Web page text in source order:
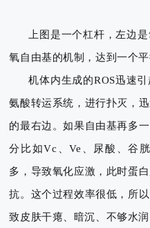
上图是一个杠杆，左边是
氧自由基的机制 ，达到一个平
机体内生成的ROS迅速
氨酸转运系统，进行扑灭，
的最右边。如果自由基再多
分比如Vc、Ve、尿酸、谷
多，导致氧化应激，此时蛋
抗。这个过程效率很低，所
致皮肤干瘪、暗沉、不够水润